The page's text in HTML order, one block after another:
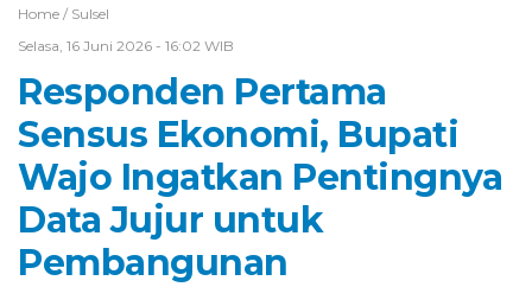
Home / Sulsel
Selasa, 16 Juni 2026 - 16:02 WIB
Responden Pertama
Sensus Ekonomi, Bupati
Wajo Ingatkan Pentingnya
Data Jujur untuk
Pembangunan